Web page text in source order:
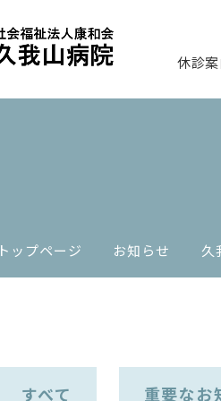
休診
トップページ お知らせ 久
すべて 重要なお